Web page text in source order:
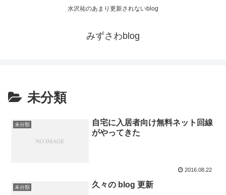
水沢祐のあまり更新されないblog
みずさわblog
未分類
未分類
自宅に入居者向け無料ネット回線
がやってきた
2016.08.22
未分類 久々の blog 更新